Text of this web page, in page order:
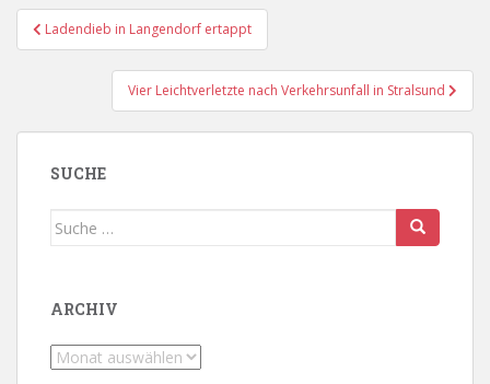
Beitragsnavigation
Ladendieb in Langendorf ertappt
Vier Leichtverletzte nach Verkehrsunfall in Stralsund
SUCHE
Suche
ARCHIV
Archiv